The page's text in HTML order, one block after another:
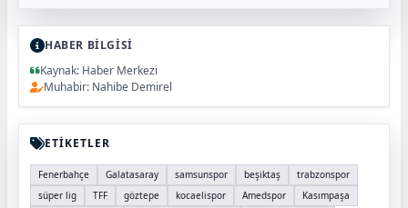
HABER BİLGİSİ
Kaynak: Haber Merkezi
Muhabir: Nahibe Demirel
ETİKETLER
Fenerbahçe Galatasaray samsunspor beşiktaş
trabzonspor
süper lig
TFF göztepe kocaelispor Amedspor
Kasımpaşa